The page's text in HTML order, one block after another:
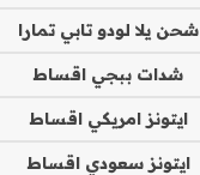
شحن يلا لودو تابي تمارا
شدات ببجي اقساط
ايتونز امريكي اقساط
ايتونز سعودي اقساط